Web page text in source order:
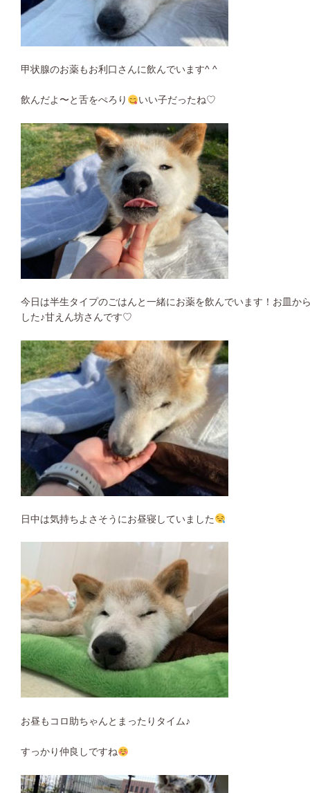
甲状腺のお薬もお利口さんに飲んでいます^ ^
飲んだよ〜と舌をぺろり いい子だったね♡
今日は半生タイプのごはんと一緒にお薬を飲んでいます！お皿か
した♪甘えん坊さんです♡
日中は気持ちよさそうにお昼寝していました
お昼もコロ助ちゃんとまったりタイム♪
すっかり仲良しですね